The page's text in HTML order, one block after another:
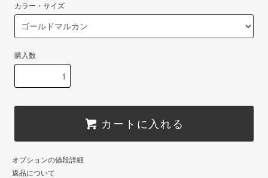
カラー・サイズ
購入数
カートに入れる
オプションの値段詳細
返品について